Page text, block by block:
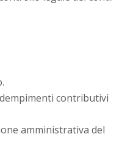
contributivi
amministrativa del